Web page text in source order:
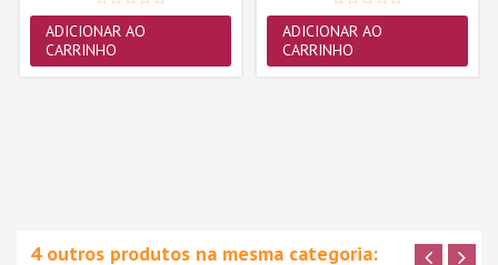
ADICIONAR AO
CARRINHO
ADICIONAR AO
CARRINHO
4 outros produtos na mesma categoria: